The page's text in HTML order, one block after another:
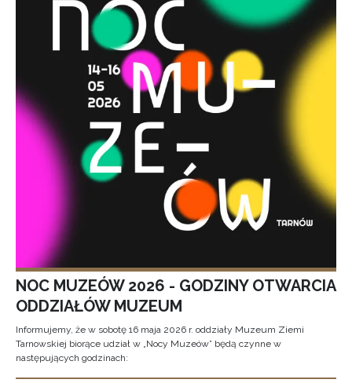
NOC MUZEÓW 2026 - GODZINY OTWARCIA
ODDZIAŁÓW MUZEUM
Informujemy, że w sobotę 16 maja 2026 r. oddziały Muzeum Ziemi
Tarnowskiej biorące udział w „Nocy Muzeów” będą czynne w
następujących godzinach: